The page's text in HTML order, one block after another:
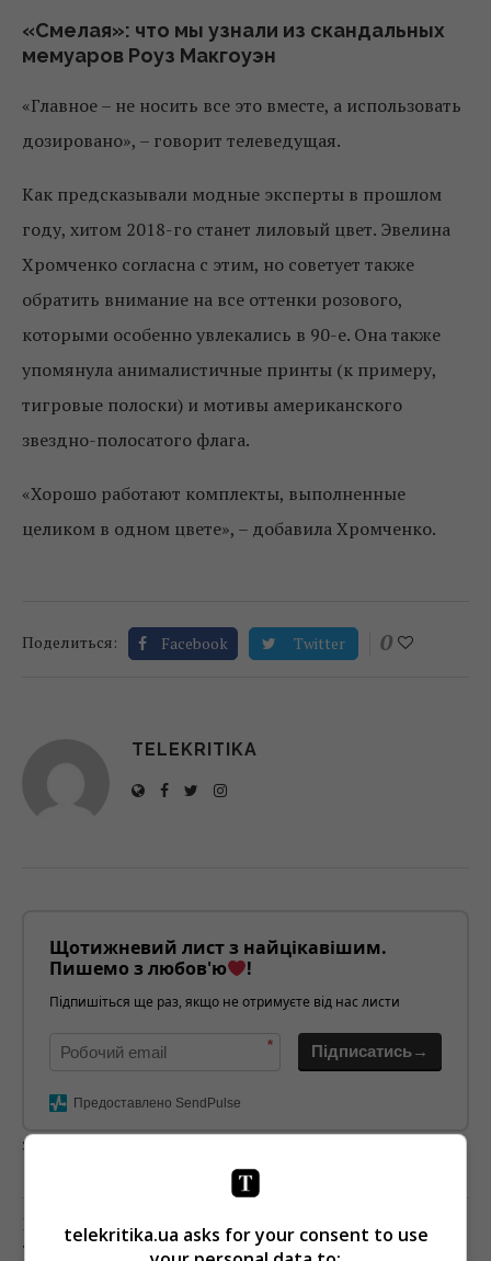
«Смелая»: что мы узнали из скандальных
мемуаров Роуз Макгоуэн
«Главное – не носить все это вместе, а использовать
дозировано», – говорит телеведущая.
Как предсказывали модные эксперты в прошлом
году, хитом 2018-го станет лиловый цвет. Эвелина
Хромченко согласна с этим, но советует также
обратить внимание на все оттенки розового,
которыми особенно увлекались в 90-е. Она также
упомянула анималистичные принты (к примеру,
тигровые полоски) и мотивы американского
звездно-полосатого флага.
«Хорошо работают комплекты, выполненные
целиком в одном цвете», – добавила Хромченко.
Поделиться: Facebook Twitter 0
TELEKRITIKA
Щотижневий лист з найцікавішим.
Пишемо з любов'ю
!
Підпишіться ще раз, якщо не отримуєте від нас листи
* Підписатись→
Предоставлено SendPulse
загрузка...
Предыдущий пост
ТЕЙЛОР СВИФТ УНИЗИЛИ В СУДЕ
telekritika.ua asks for your consent to use